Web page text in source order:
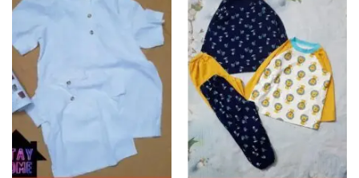
Add to
wishlist